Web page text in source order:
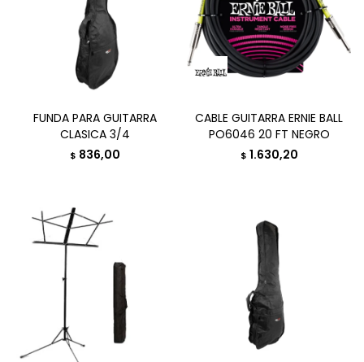
FUNDA PARA GUITARRA
CLASICA 3/4
$ 836,00
CABLE GUITARRA ERNIE BALL
PO6046 20 FT NEGRO
$ 1.630,20